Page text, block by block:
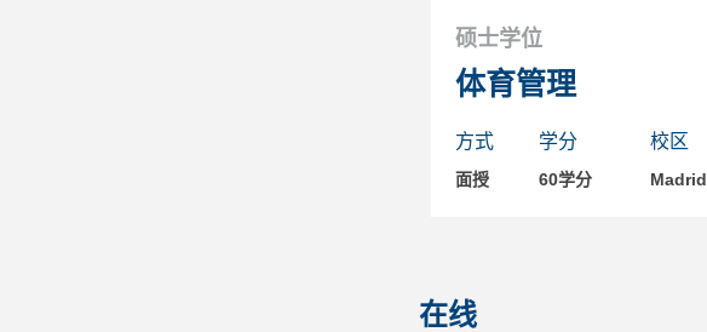
硕士学位
体育管理
方式
面授
学分
60学分
校区
Madrid
在线